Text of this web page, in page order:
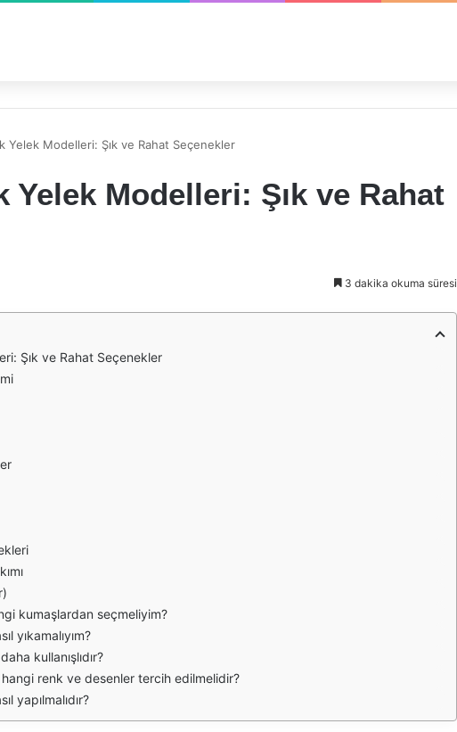
Yelek Modelleri: Şık ve Rahat Seçenekler
Yelek Modelleri: Şık ve Rahat
3 dakika okuma süresi
Şık ve Rahat Seçenekler
kumaşlardan seçmeliyim?
yıkamalıyım?
kullanışlıdır?
renk ve desenler tercih edilmelidir?
yapılmalıdır?